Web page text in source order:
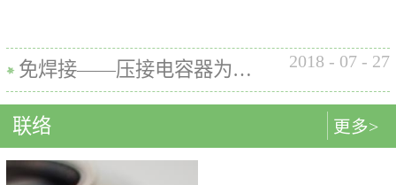
小的区域，同时弹簧针很小的
压力，不会对产品造成损坏。
杜绝了坏品流到下一级生产线
及市场的可能性，有效的提高
了产品的成品率，从而提高厂
上问题，其最高精度能够对应
100um Pitch（线宽+线距）的产
品，若加上非接触感应器可测
25um Pitch（线宽+线距）的产
免焊接——压接电容器为电路组装带来多种好处 2018 - 07 - 27
更多>
联络